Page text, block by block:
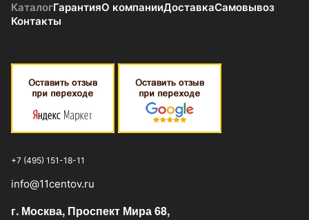
КаталогГарантияО компанииДоставкаСамовывоз
Контакты
+7 (495) 151-18-11
info@11centov.ru
г. Москва, Проспект Мира 68,